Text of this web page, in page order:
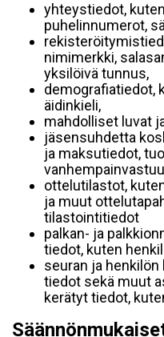
yhteystiedot,
puhelinnumerot,
nimimerkki,
yksilöivä tunnus,
demografiatiedot,
äidinkieli,
mahdolliset luvat
jäsensuhdetta
ja maksutiedot,
ottelutilastot,
ja muut
tilastointitiedot
palkan- ja
tiedot, kuten
seuran ja
tiedot sekä muut
kerätyt tiedot,